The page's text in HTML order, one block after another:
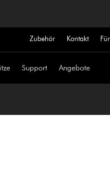
Zubehör Kontakt
Support Angebote